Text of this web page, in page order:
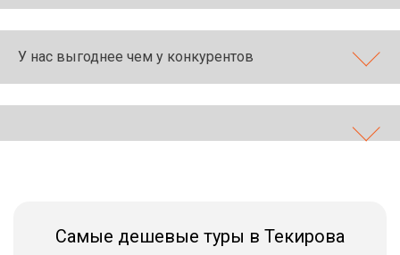
У нас выгоднее чем у конкурентов
Самые дешевые туры в Текирова